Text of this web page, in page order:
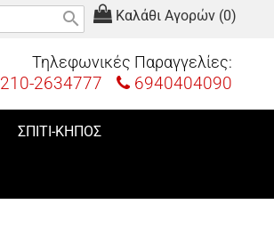
Καλάθι Αγορών (0)
search
Τηλεφωνικές Παραγγελίες:
210-2634777 6940404090
ΣΠΙΤΙ-ΚΗΠΟΣ